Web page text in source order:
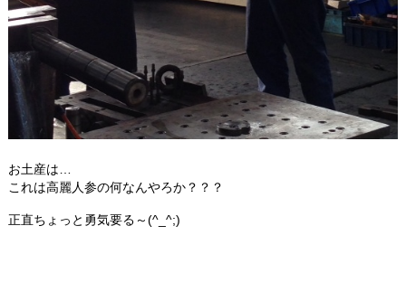
お土産は…
これは高麗人参の何なんやろか？？？
正直ちょっと勇気要る～(^_^;)